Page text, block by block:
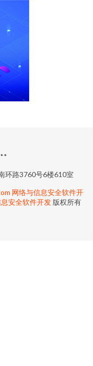
环路3760号6楼610室
网络与信息安全软件开
安全软件开发版权所有